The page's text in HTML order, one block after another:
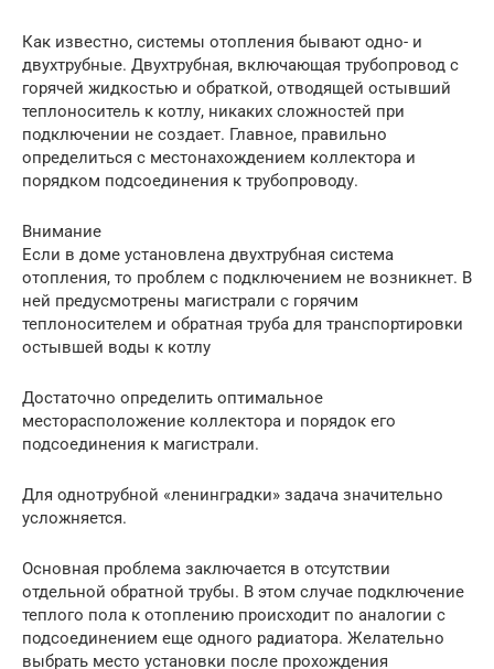
Как известно, системы отопления бывают одно- и
двухтрубные. Двухтрубная, включающая трубопровод с
горячей жидкостью и обраткой, отводящей остывший
теплоноситель к котлу, никаких сложностей при
подключении не создает. Главное, правильно
определиться с местонахождением коллектора и
порядком подсоединения к трубопроводу.
Внимание
Если в доме установлена двухтрубная система
отопления, то проблем с подключением не возникнет. В
ней предусмотрены магистрали с горячим
теплоносителем и обратная труба для транспортировки
остывшей воды к котлу
Достаточно определить оптимальное
месторасположение коллектора и порядок его
подсоединения к магистрали.
Для однотрубной «ленинградки» задача значительно
усложняется.
Основная проблема заключается в отсутствии
отдельной обратной трубы. В этом случае подключение
теплого пола к отоплению происходит по аналогии с
подсоединением еще одного радиатора. Желательно
выбрать место установки после прохождения